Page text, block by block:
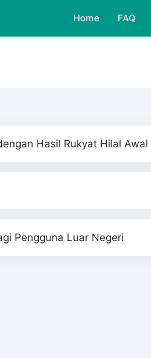
Home FAQ
Hasil Rukyat Hilal Awal
Pengguna Luar Negeri